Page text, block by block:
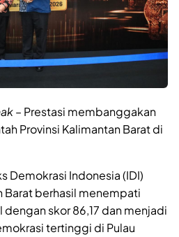
– Prestasi membanggakan
Provinsi Kalimantan Barat di
Demokrasi Indonesia (IDI)
Barat berhasil menempati
skor 86,17 dan menjadi
tertinggi di Pulau